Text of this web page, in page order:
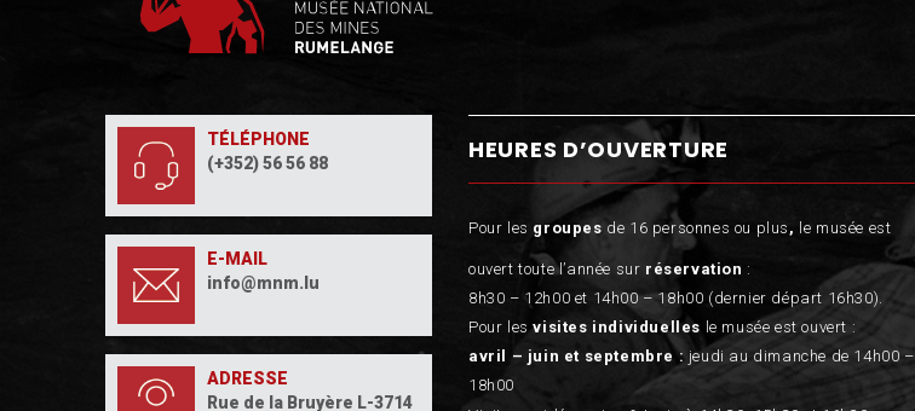
TÉLÉPHONE
(+352) 56 56 88
E-MAIL
info@mnm.lu
ADRESSE
Rue de la Bruyère L-3714
HEURES D’OUVERTURE
Pour les groupes de 16 personnes ou plus , le musée est
ouvert toute l’année sur réservation :
8h30 – 12h00 et 14h00 – 18h00 (dernier départ 16h30).
Pour lesvisites individuelles le musée est ouvert :
avril – juin et septembre : jeudi au dimanche de 14h00 –
18h00